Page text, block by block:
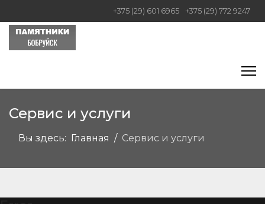
+375 (29) 601 6965 +375 (29) 772 9247
Сервис и услуги
Вы здесь: Главная Сервис и услуги